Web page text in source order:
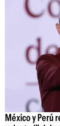
México y Perú